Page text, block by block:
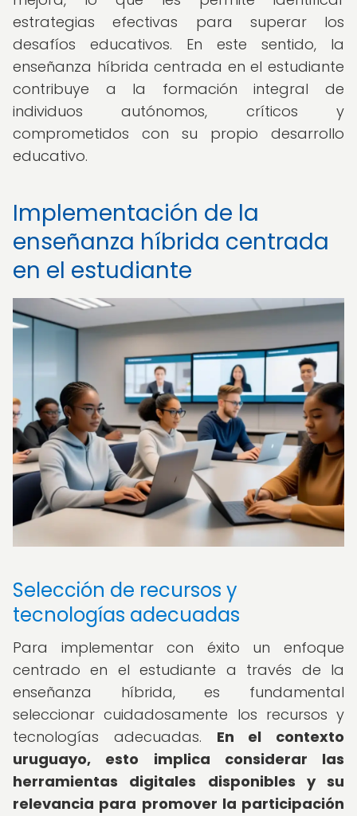
estrategias efectivas para superar los
desafíos educativos. En este sentido, la
enseñanza híbrida centrada en el estudiante
contribuye a la formación integral de
individuos autónomos, críticos y
comprometidos con su propio desarrollo
educativo.
Implementación de la
enseñanza híbrida centrada
en el estudiante
Selección de recursos y
tecnologías adecuadas
Para implementar con éxito un enfoque
centrado en el estudiante a través de la
enseñanza híbrida, es fundamental
seleccionar cuidadosamente los recursos y
tecnologías adecuadas. En el contexto
uruguayo, esto implica considerar las
herramientas digitales disponibles y su
relevancia para promover la participación